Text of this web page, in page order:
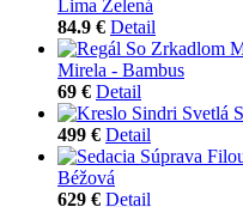
Lima Zelená
84.9 € Detail
Mirela - Bambus
69 € Detail
499 € Detail
Béžová
629 € Detail